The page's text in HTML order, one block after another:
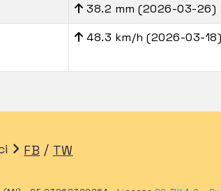
38.2 mm (2026-03-26)
48.3 km/h (2026-03-18)
FB / TW